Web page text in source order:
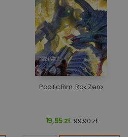
Pacific Rim. Rok Zero
19,95 zł 99,90 zł